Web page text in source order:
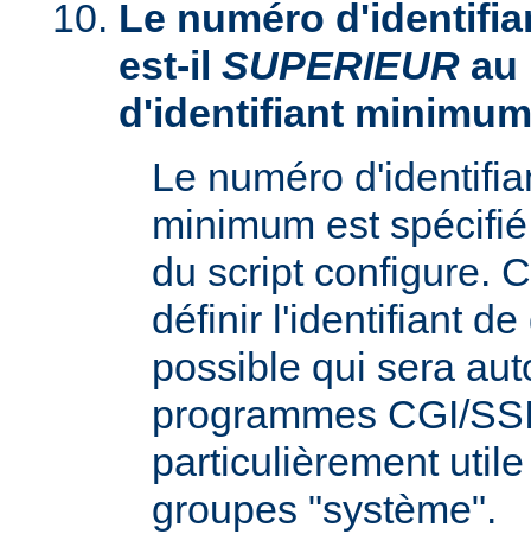
Le numéro
est-il SUPERIEUR au
d'identifiant
Le numéro
minimum est
du script configure.
définir l'identifiant
possible qui sera
programmes CGI/
particulièrement
groupes "système".